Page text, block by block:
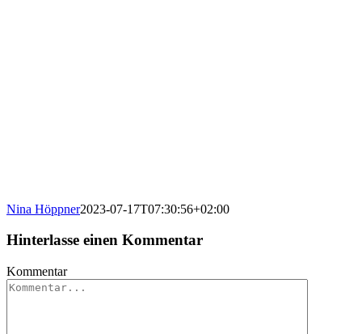
Nina Höppner2023-07-17T07:30:56+02:00
Hinterlasse einen Kommentar
Kommentar